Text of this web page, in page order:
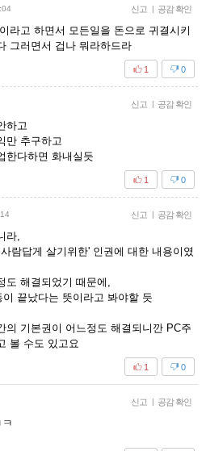
신고 | 공감 확인
라고 하면서 모든일을 돈으로 귀결시키
그러면서 겁나 뭐라하드라
0
1
신고 | 공감 확인
하고
만 추구하고
한다하면 화내실듯
0
1
신고 | 공감 확인
라,
람답게 살기위한' 인권에 대한 내용이였
도 해결되었기 때문에,
끝났다는 뜻이라고 봐야할 듯
의 기본권이 어느정도 해결되니깐 PC주
볼 수도 있고요
0
1
신고 | 공감 확인